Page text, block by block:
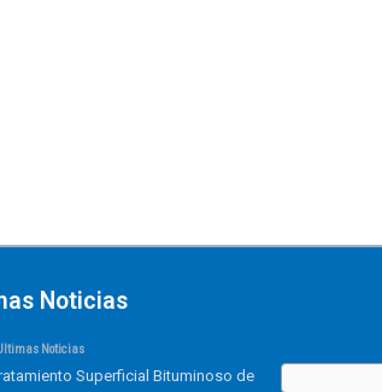
Noticias
Noticias
Superficial Bituminoso de